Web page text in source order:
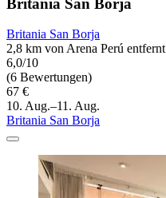
Britania San Borja
Britania San Borja
2,8 km von Arena Perú entfernt
6,0/10
(6 Bewertungen)
67 €
10. Aug.–11. Aug.
Britania San Borja